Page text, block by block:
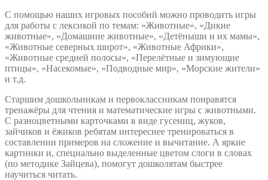
С помощью наших игровых пособий можно проводить игры
для работы с лексикой по темам: «Животные», «Дикие
животные», «Домашние животные», «Детёныши и их мамы»,
«Животные северных широт», «Животные Африки»,
«Животные средней полосы», «Перелётные и зимующие
птицы», «Насекомые», «Подводные мир», «Морские жители»
и т.д.
Старшим дошкольникам и первоклассникам понравятся
тренажёры для чтения и математические игры с животными.
С разноцветными карточками в виде гусениц, жуков,
зайчиков и ёжиков ребятам интереснее тренироваться в
составлении примеров на сложение и вычитание. А яркие
картинки и, специально выделенные цветом слоги в словах
(по методике Зайцева), помогут дошколятам быстрее
научиться читать.